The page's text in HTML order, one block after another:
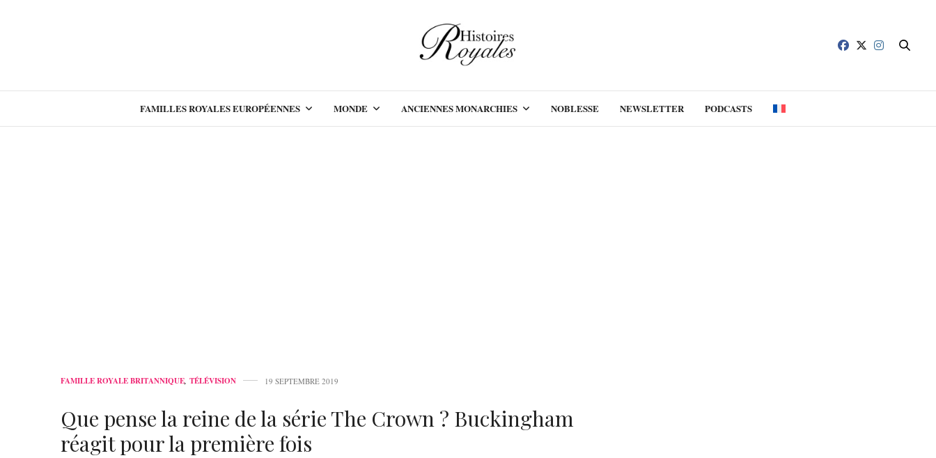
FAMILLES ROYALES EUROPÉENNES MONDE ANCIENNES MONARCHIES NOBLESSE NEWSLETTER PODCASTS
FAMILLE ROYALE BRITANNIQUE, TÉLÉVISION 19 SEPTEMBRE 2019
Que pense la reine de la série The Crown ? Buckingham
réagit pour la première fois